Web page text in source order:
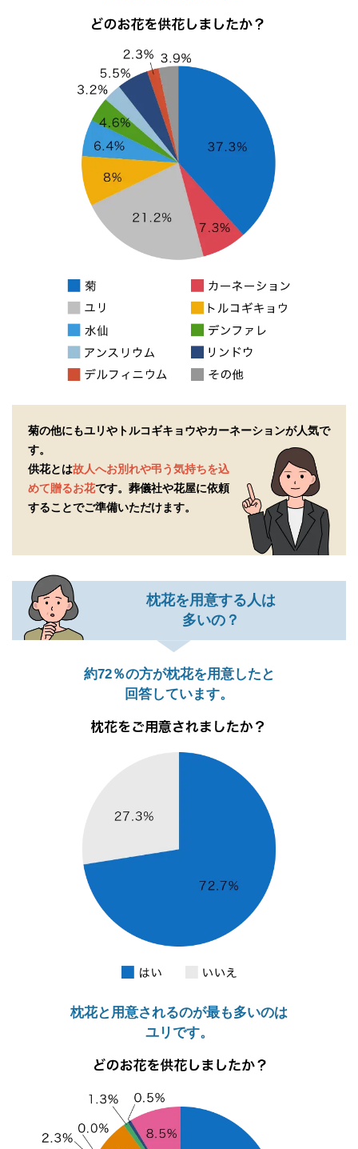
菊の他にもユリやトルコギキョウやカーネーションが人気で
す。
供花とは故人へお別れや弔う気持ちを込
めて贈るお花です。 葬儀社や花屋に依頼
することでご準備いただけます。
枕花を用意する人は
多いの？
約72％の方が枕花を用意したと
回答しています。
枕花と用意されるのが最も多いのは
ユリです。